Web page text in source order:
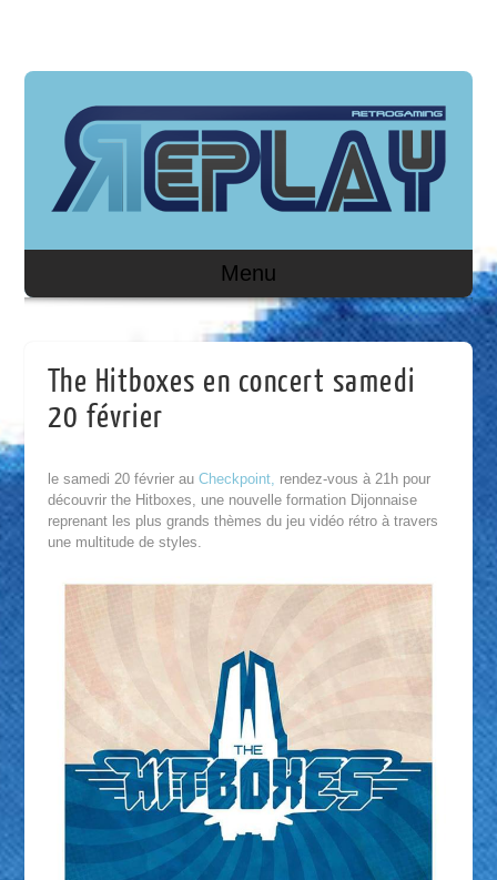
Menu
The Hitboxes en concert samedi
20 février
le samedi 20 février au Checkpoint, rendez-vous à 21h pour
découvrir the Hitboxes, une nouvelle formation Dijonnaise
reprenant les plus grands thèmes du jeu vidéo rétro à travers
une multitude de styles.